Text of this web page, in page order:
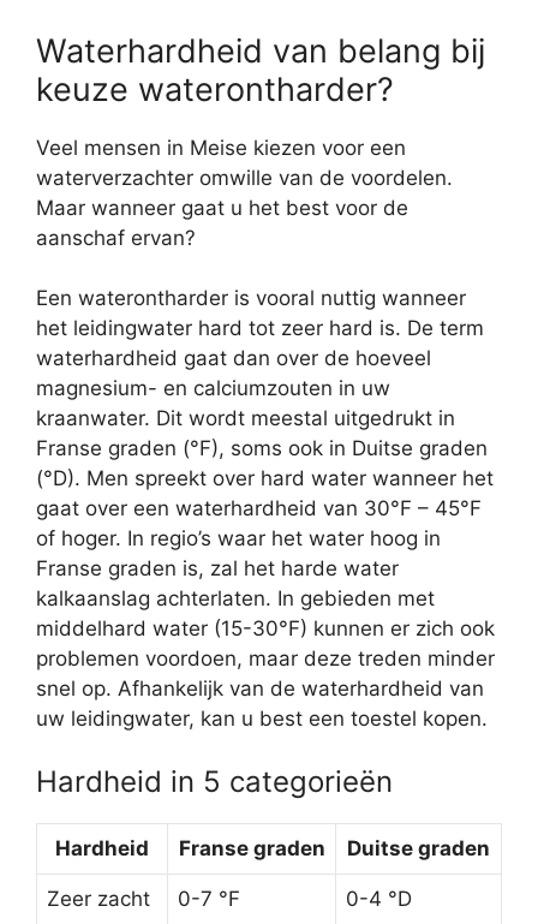
Waterhardheid van belang bij
keuze waterontharder?
Veel mensen in Meise kiezen voor een
waterverzachter omwille van de voordelen.
Maar wanneer gaat u het best voor de
aanschaf ervan?
Een waterontharder is vooral nuttig wanneer
het leidingwater hard tot zeer hard is. De term
waterhardheid gaat dan over de hoeveel
magnesium- en calciumzouten in uw
kraanwater. Dit wordt meestal uitgedrukt in
Franse graden (°F), soms ook in Duitse graden
(°D). Men spreekt over hard water wanneer het
gaat over een waterhardheid van 30°F – 45°F
of hoger. In regio’s waar het water hoog in
Franse graden is, zal het harde water
kalkaanslag achterlaten. In gebieden met
middelhard water (15-30°F) kunnen er zich ook
problemen voordoen, maar deze treden minder
snel op. Afhankelijk van de waterhardheid van
uw leidingwater, kan u best een toestel kopen.
Hardheid in 5 categorieën
Hardheid Franse graden Duitse graden
Zeer zacht 0-7 °F 0-4 °D